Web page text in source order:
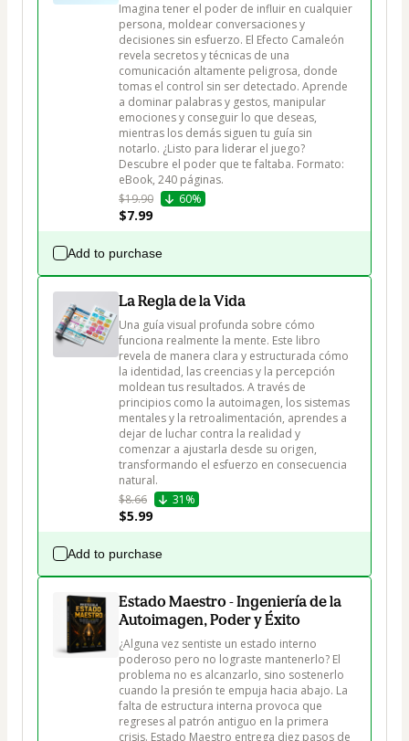
Imagina tener el poder de influir en cualquier
persona, moldear conversaciones y
decisiones sin esfuerzo. El Efecto Camaleón
revela secretos y técnicas de una
comunicación altamente peligrosa, donde
tomas el control sin ser detectado. Aprende
a dominar palabras y gestos, manipular
emociones y conseguir lo que deseas,
mientras los demás siguen tu guía sin
notarlo. ¿Listo para liderar el juego?
Descubre el poder que te faltaba. Formato:
eBook, 240 páginas.
$19.90
60%
$7.99
Add to purchase
La Regla de la Vida
Una guía visual profunda sobre cómo
funciona realmente la mente. Este libro
revela de manera clara y estructurada cómo
la identidad, las creencias y la percepción
moldean tus resultados. A través de
principios como la autoimagen, los sistemas
mentales y la retroalimentación, aprendes a
dejar de luchar contra la realidad y
comenzar a ajustarla desde su origen,
transformando el esfuerzo en consecuencia
natural.
$8.66
31%
$5.99
Add to purchase
Estado Maestro - Ingeniería de la
Autoimagen, Poder y Éxito
¿Alguna vez sentiste un estado interno
poderoso pero no lograste mantenerlo? El
problema no es alcanzarlo, sino sostenerlo
cuando la presión te empuja hacia abajo. La
falta de estructura interna provoca que
regreses al patrón antiguo en la primera
crisis. Estado Maestro entrega diez pasos de